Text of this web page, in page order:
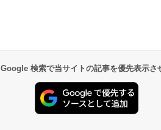
Google 検索で当サイトの記事を優先表示さ